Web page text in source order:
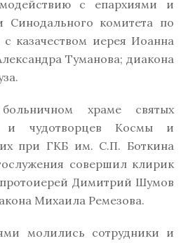
с епархиями и
Синодального комитета по
казачеством иерея Иоанна
Туманова; диакона
храме святых
и чудотворцев Космы и
при ГКБ им. С.П. Боткина
совершил клирик
протоиерей Димитрий Шумов
Михаила Ремезова.
молились сотрудники и